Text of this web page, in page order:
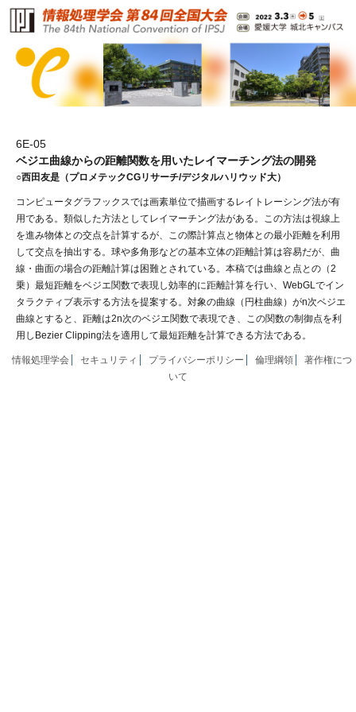
6E-05
ベジエ曲線からの距離関数を用いたレイマーチング法の開発
○西田友是（プロメテックCGリサーチ/デジタルハリウッド大）
コンピュータグラフックスでは画素単位で描画するレイトレーシング法が有
用である。類似した方法としてレイマーチング法がある。この方法は視線上
を進み物体との交点を計算するが、この際計算点と物体との最小距離を利用
して交点を抽出する。球や多角形などの基本立体の距離計算は容易だが、曲
線・曲面の場合の距離計算は困難とされている。本稿では曲線と点との（2
乗）最短距離をベジエ関数で表現し効率的に距離計算を行い、WebGLでイン
タラクティブ表示する方法を提案する。対象の曲線（円柱曲線）がn次ベジエ
曲線とすると、距離は2n次のベジエ関数で表現でき、この関数の制御点を利
用しBezier Clipping法を適用して最短距離を計算できる方法である。
情報処理学会 セキュリティ プライバシーポリシー 倫理綱領
著作権につ
いて